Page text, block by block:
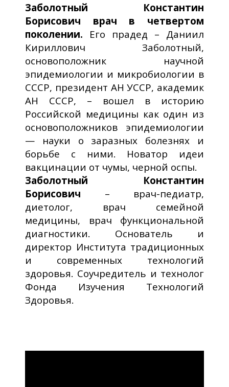
Заболотный Константин
Борисович врач в четвертом
поколении. Его прадед – Даниил
Кириллович Заболотный,
основоположник научной
эпидемиологии и микробиологии в
СССР, президент АН УССР, академик
АН СССР, – вошел в историю
Российской медицины как один из
основоположников эпидемиологии
— науки о заразных болезнях и
борьбе с ними. Новатор идеи
вакцинации от чумы, черной оспы.
Заболотный Константин
Борисович – врач-педиатр,
диетолог, врач семейной
медицины, врач функциональной
диагностики. Основатель и
директор Института традиционных
и современных технологий
здоровья. Соучредитель и технолог
Фонда Изучения Технологий
Здоровья.